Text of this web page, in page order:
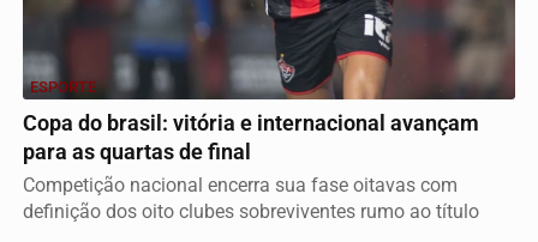
ESPORTE
Copa do brasil: vitória e internacional avançam
para as quartas de final
Competição nacional encerra sua fase oitavas com
definição dos oito clubes sobreviventes rumo ao título